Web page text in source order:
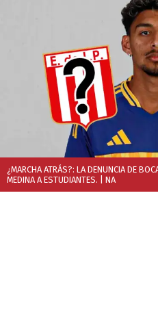
¿MARCHA ATRÁS?: LA DENUNCIA DE
MEDINA A ESTUDIANTES. | NA